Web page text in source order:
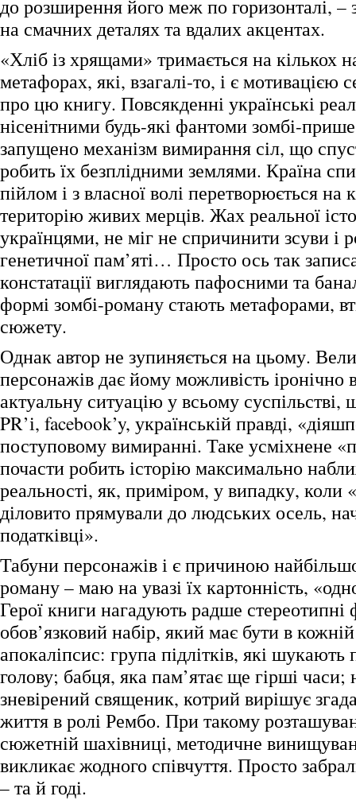
до розширення його меж по горизонталі,
на смачних деталях та вдалих акцентах.
«Хліб із хрящами» тримається на кількох
метафорах, які, взагалі-то, і є мотивацією
про цю книгу. Повсякденні українські
нісенітними будь-які фантоми зомбі-
запущено механізм вимирання сіл, що
робить їх безплідними землями. Країна
пійлом і з власної волі перетворюється на
територію живих мерців. Жах реальної
українцями, не міг не спричинити зсуви і
генетичної пам’яті… Просто ось так
констатації виглядають пафосними та
формі зомбі-роману стають метафорами,
сюжету.
Однак автор не зупиняється на цьому.
персонажів дає йому можливість іронічно
актуальну ситуацію у всьому суспільстві,
PR’і, facebook’y, українській правді,
поступовому вимиранні. Таке усміхнене
почасти робить історію максимально
реальності, як, приміром, у випадку, коли
діловито прямували до людських осель,
податківці».
Табуни персонажів і є причиною
роману – маю на увазі їх картонність,
Герої книги нагадують радше стереотипні
обов’язковий набір, який має бути в кожній
апокаліпсис: група підлітків, які
голову; бабця, яка пам’ятає ще гірші часи;
зневірений священик, котрий вирішує
життя в ролі Рембо. При такому
сюжетній шахівниці, методичне
викликає жодного співчуття. Просто
– та й годі.